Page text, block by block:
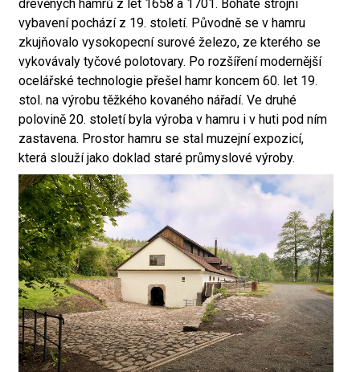
dřevěných hamrů z let 1658 a 1701. Bohaté strojní
vybavení pochází z 19. století. Původně se v hamru
zkujňovalo vysokopecní surové železo, ze kterého se
vykovávaly tyčové polotovary. Po rozšíření modernější
ocelářské technologie přešel hamr koncem 60. let 19.
stol. na výrobu těžkého kovaného nářadí. Ve druhé
polovině 20. století byla výroba v hamru i v huti pod ním
zastavena. Prostor hamru se stal muzejní expozicí,
která slouží jako doklad staré průmyslové výroby.